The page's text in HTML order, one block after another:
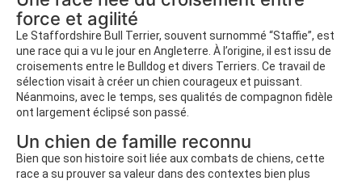
force et agilité
Le Staffordshire Bull Terrier, souvent surnommé “Staffie”, est
une race qui a vu le jour en Angleterre. À l’origine, il est issu de
croisements entre le Bulldog et divers Terriers. Ce travail de
sélection visait à créer un chien courageux et puissant.
Néanmoins, avec le temps, ses qualités de compagnon fidèle
ont largement éclipsé son passé.
Un chien de famille reconnu
Bien que son histoire soit liée aux combats de chiens, cette
race a su prouver sa valeur dans des contextes bien plus